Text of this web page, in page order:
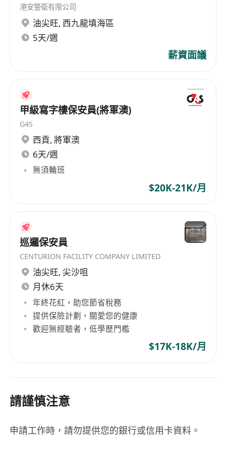
港安警衛有限公司
油尖旺, 西九龍填海區
5天/週
薪資面議
甲級寫字樓保安員(將軍澳)
G4S
西貢, 將軍澳
6天/週
無須輪班
$20K-21K/月
巡邏保安員
CENTURION FACILITY COMPANY LIMITED
油尖旺, 尖沙咀
月休6天
年終花紅，助您節省稅務
提供保險計劃，關愛您的健康
歡迎無經驗者，低學歷門檻
$17K-18K/月
請謹慎注意
申請工作時，請勿提供您的銀行或信用卡資料。